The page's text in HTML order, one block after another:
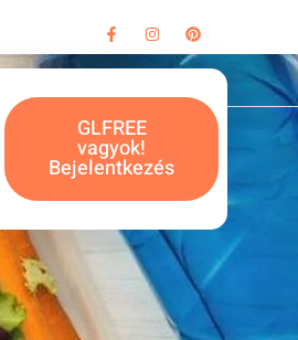
GLFREE
vagyok!
Bejelentkezés